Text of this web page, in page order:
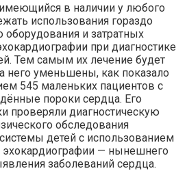
имеющийся в наличии у любого
использования гораздо
оборудования и затратных
при диагностике
Тем самым их лечение будет
него уменьшены, как показало
545 маленьких пациентов с
пороки сердца. Его
проверяли диагностическую
обследования
детей с использованием
эхокардиографии — нынешнего
заболеваний сердца.